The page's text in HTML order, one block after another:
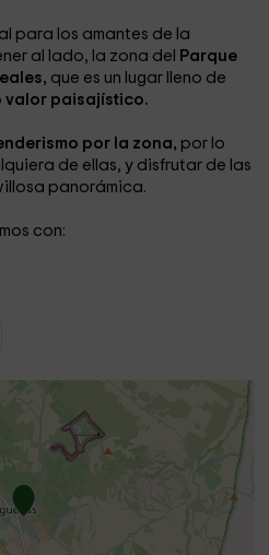
para los amantes de la
al lado, la zona del
Parque
que es un lugar lleno de
valor paisajístico.
por la zona, por lo
de ellas, y disfrutar de las
panorámica.
con: